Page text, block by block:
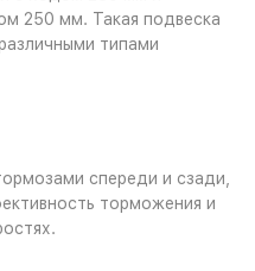
250 мм. Такая подвеска
типами
спереди и сзади,
торможения и